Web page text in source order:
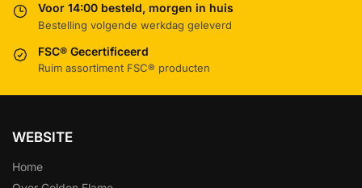
Voor 14:00 besteld, morgen in huis
Bestelling volgende werkdag geleverd
FSC® Gecertificeerd
Ruim assortiment FSC® producten
WEBSITE
Home